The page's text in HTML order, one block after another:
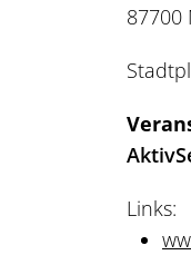
87700
Links: